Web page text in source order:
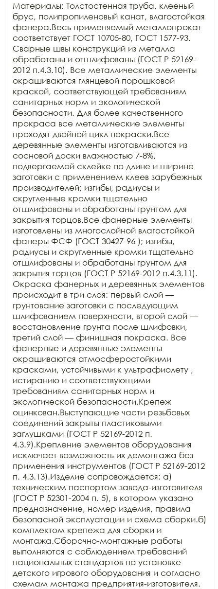
Материалы: Толстостенная труба, клееный
брус, полипропиленовый канат, влагостойкая
фанера.Весь применяемый металлопрокат
соответствует ГОСТ 10705-80, ГОСТ 1577-93.
Сварные швы конструкций из металла
обработаны и отшлифованы (ГОСТ Р 52169-
2012 п.4.3.10). Все металлические элементы
окрашиваются глянцевой порошковой
краской, соответствующей требованиям
санитарных норм и экологической
безопасности. Для более качественного
прокраса все металлические элементы
проходят двойной цикл покраски.Все
деревянные элементы изготавливаются из
сосновой доски влажностью 7-8%,
подвергаемой склейке по длине и ширине
заготовки с применением клеев зарубежных
производителей; изгибы, радиусы и
скругленные кромки тщательно
отшлифованы и обработаны грунтом для
закрытия торцов.Все фанерные элементы
изготовлены из многослойной влагостойкой
фанеры ФСФ (ГОСТ 30427-96 ); изгибы,
радиусы и скругленные кромки тщательно
отшлифованы и обработаны грунтом для
закрытия торцов (ГОСТ Р 52169-2012 п.4.3.11).
Окраска фанерных и деревянных элементов
происходит в три слоя: первый слой —
грунтование заготовки с последующим
шлифованием поверхности, второй слой —
восстановление грунта после шлифовки,
третий слой — финишная покраска. Все
фанерные и деревянные элементы
окрашиваются атмосферостойкими
красками, устойчивыми к ультрафиолету ,
истиранию и соответствующими
требованиям санитарных норм и
экологической безопасности.Крепеж
оцинкован.Выступающие части резьбовых
соединений закрыты пластиковыми
заглушками (ГОСТ Р 52169-2012 п.
4.3.9).Крепление элементов оборудования
исключает возможность их демонтажа без
применения инструментов (ГОСТ Р 52169-2012
п. 4.3.13).Изделие сопровождается: а)
техническим паспортом завода-изготовителя
(ГОСТ Р 52301-2004 п. 5), в котором указано
предназначение, номер изделия, правила
безопасной эксплуатации и схема сборки.б)
комплектом крепежа для сборки и
монтажа.Сборочно-монтажные работы
выполняются с соблюдением требований
национальных стандартов по установке
детского игрового оборудования и согласно
схемам монтажа предприятия-изготовителя.